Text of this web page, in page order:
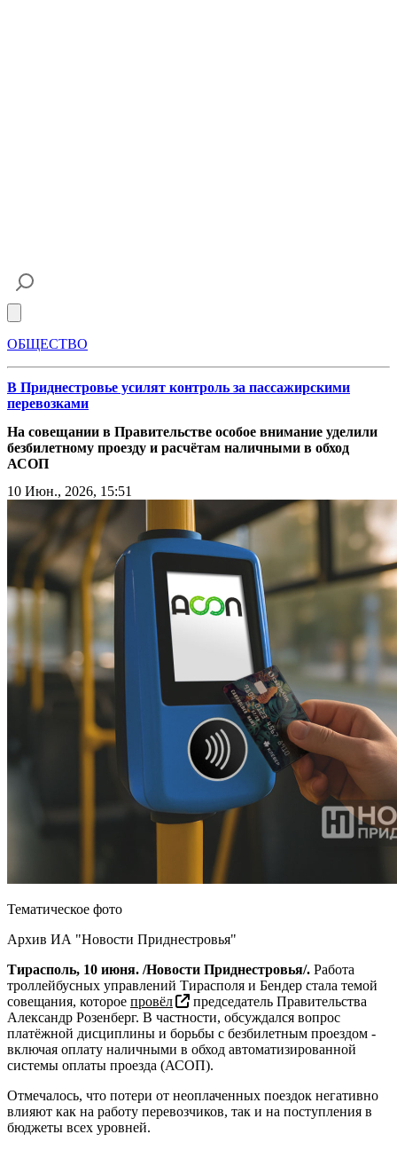
ОБЩЕСТВО
В Приднестровье усилят контроль за пассажирскими
перевозками
На совещании в Правительстве особое внимание уделили
безбилетному проезду и расчётам наличными в обход
АСОП
10 Июн., 2026, 15:51
Тематическое фото
Архив ИА "Новости Приднестровья"
Тирасполь, 10 июня. /Новости Приднестровья/. Работа
троллейбусных управлений Тирасполя и Бендер стала темой
совещания, которое провёл
председатель Правительства
Александр Розенберг. В частности, обсуждался вопрос
платёжной дисциплины и борьбы с безбилетным проездом -
включая оплату наличными в обход автоматизированной
системы оплаты проезда (АСОП).
Отмечалось, что потери от неоплаченных поездок негативно
влияют как на работу перевозчиков, так и на поступления в
бюджеты всех уровней.